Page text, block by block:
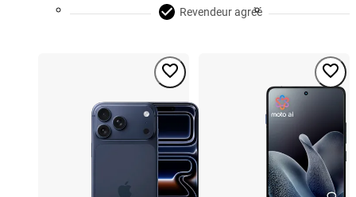
Revendeur agréé